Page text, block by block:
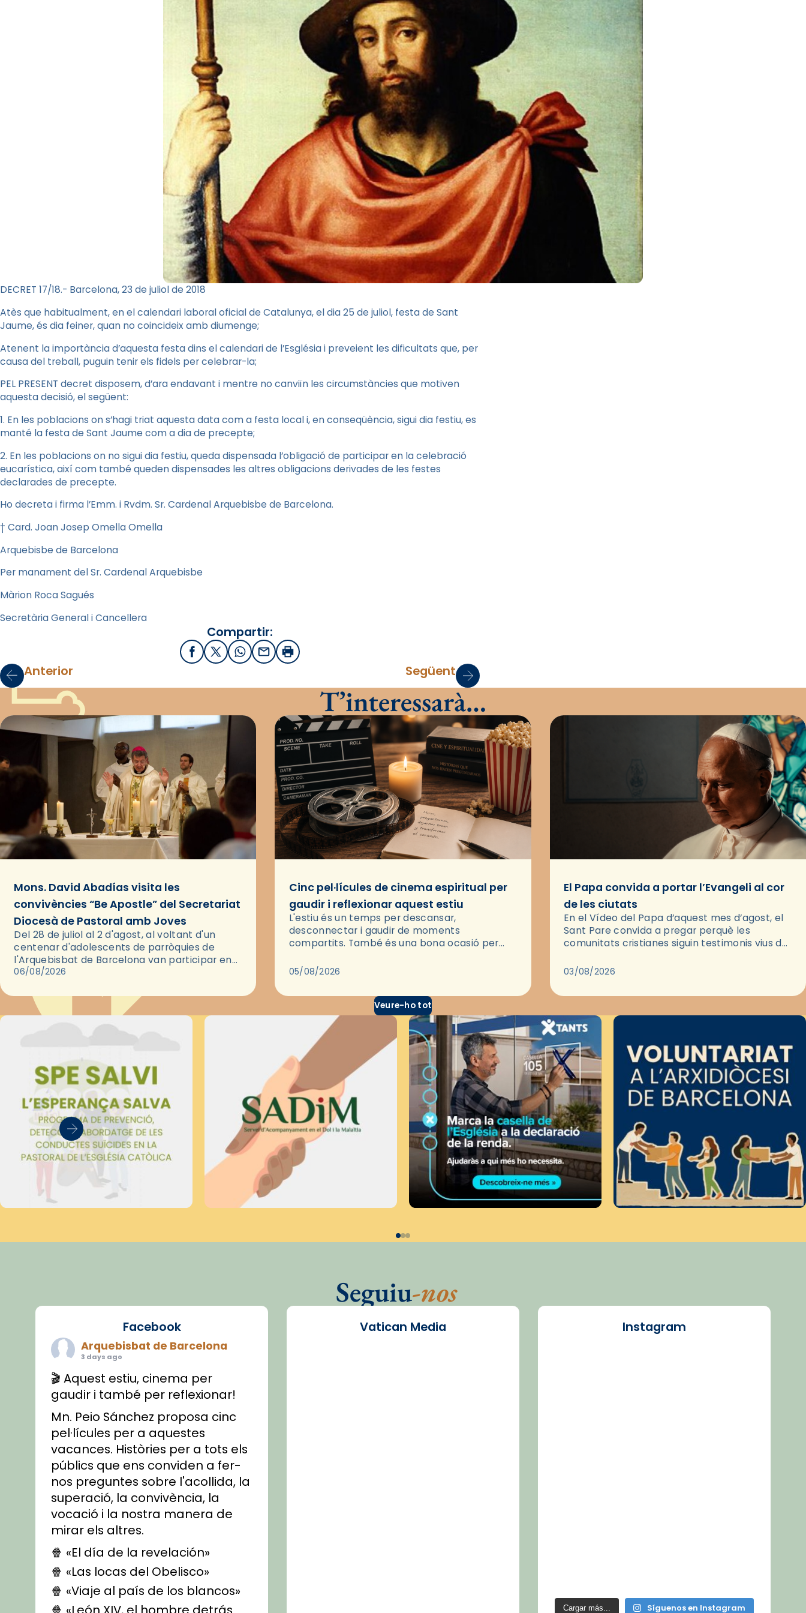
DECRET 17/18.- Barcelona, 23 de juliol de 2018
Atès que habitualment, en el calendari laboral oficial de Catalunya, el dia 25 de juliol, festa de Sant
Jaume, és dia feiner, quan no coincideix amb diumenge;
Atenent la importància d’aquesta festa dins el calendari de l’Església i preveient les dificultats que, per
causa del treball, puguin tenir els fidels per celebrar-la;
PEL PRESENT decret disposem, d’ara endavant i mentre no canviïn les circumstàncies que motiven
aquesta decisió, el següent:
1. En les poblacions on s’hagi triat aquesta data com a festa local i, en conseqüència, sigui dia festiu, es
manté la festa de Sant Jaume com a dia de precepte;
2. En les poblacions on no sigui dia festiu, queda dispensada l’obligació de participar en la celebració
eucarística, així com també queden dispensades les altres obligacions derivades de les festes
declarades de precepte.
Ho decreta i firma l’Emm. i Rvdm. Sr. Cardenal Arquebisbe de Barcelona.
† Card. Joan Josep Omella Omella
Arquebisbe de Barcelona
Per manament del Sr. Cardenal Arquebisbe
Màrion Roca Sagués
Secretària General i Cancellera
Compartir:
FacebookX / Twitter
WhatsApp
EmailImprimir
Anterior Següent
T’interessarà…
Mons. David Abadías visita les
convivències “Be Apostle” del Secretariat
Diocesà de Pastoral amb Joves
Del 28 de juliol al 2 d'agost, al voltant d'un
centenar d'adolescents de parròquies de
l'Arquebisbat de Barcelona van participar en
les convivències Be Apostle, organitzades pel
06/08/2026
Cinc pel·lícules de cinema espiritual per
gaudir i reflexionar aquest estiu
L'estiu és un temps per descansar,
desconnectar i gaudir de moments
compartits. També és una bona ocasió per
través del cinema, reflexionar sobre les…
05/08/2026
El Papa convida a portar l’Evangeli al cor
de les ciutats
En el Vídeo del Papa d’aquest mes d’agost, el
Sant Pare convida a pregar perquè les
comunitats cristianes siguin testimonis vius de
pregària, el…
03/08/2026
Veure-ho tot
Seguiu-nos
Facebook
Arquebisbat de Barcelona
3 days ago
🎬 Aquest estiu, cinema per
gaudir i també per reflexionar!
Mn. Peio Sánchez proposa cinc
pel·lícules per a aquestes
vacances. Històries per a tots els
públics que ens conviden a fer-
nos preguntes sobre l'acollida, la
superació, la convivència, la
vocació i la nostra manera de
mirar els altres.
🍿 «El día de la revelación»
🍿 «Las locas del Obelisco»
🍿 «Viaje al país de los blancos»
Vatican Media Instagram
Cargar más... Síguenos en Instagram